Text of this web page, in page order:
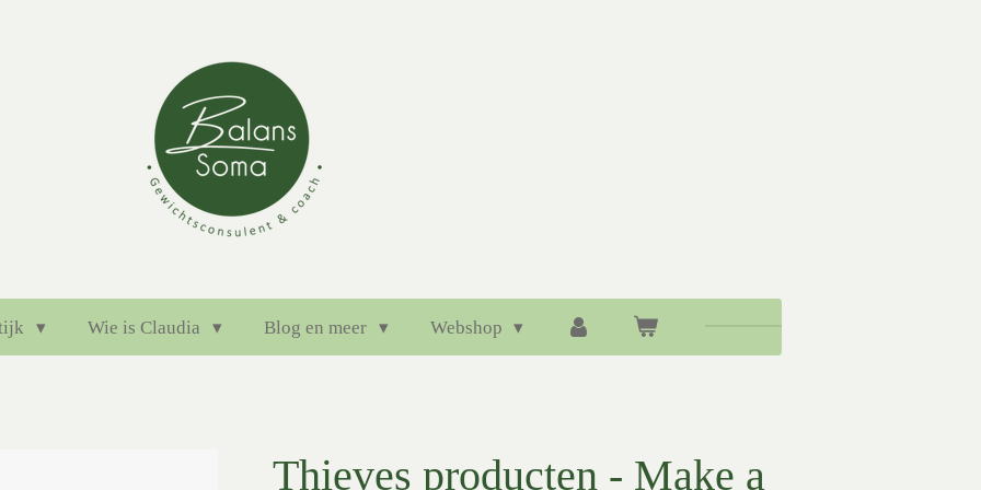
Wie is Claudia Blog en meer Webshop
Thieves producten - Make a